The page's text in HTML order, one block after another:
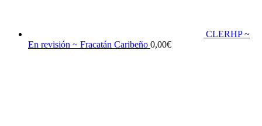
CLERHP ~
En revisión ~ Fracatán Caribeño 0,00€